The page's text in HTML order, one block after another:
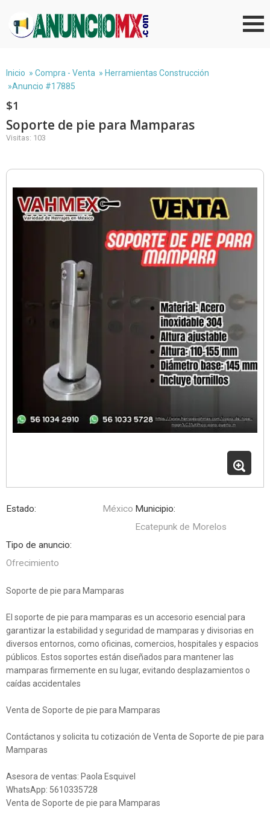
Inicio » Compra - Venta » Herramientas Construcción
»Anuncio #17885
$1
Soporte de pie para Mamparas
Visitas: 103
Estado: México Municipio:
Ecatepunk de Morelos
Tipo de anuncio:
Ofrecimiento
Soporte de pie para Mamparas
El soporte de pie para mamparas es un accesorio esencial para
garantizar la estabilidad y seguridad de mamparas y divisorias en
diversos entornos, como oficinas, comercios, hospitales y espacios
públicos. Estos soportes están diseñados para mantener las
mamparas firmemente en su lugar, evitando desplazamientos o
caídas accidentales
Venta de Soporte de pie para Mamparas
Contáctanos y solicita tu cotización de Venta de Soporte de pie para
Mamparas
Asesora de ventas: Paola Esquivel
WhatsApp: 5610335728
Venta de Soporte de pie para Mamparas